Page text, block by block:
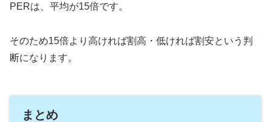
PERは、平均が15倍です。
そのため15倍より高ければ割高・低ければ割安という判
断になります。
まとめ